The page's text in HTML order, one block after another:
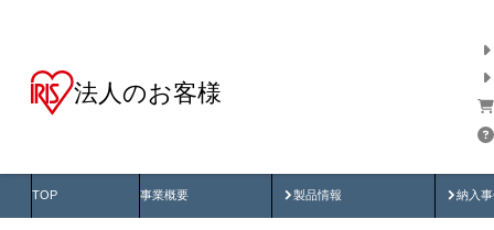
法人のお客様
TOP 事業概要 製品情報
製品動画 納入
納